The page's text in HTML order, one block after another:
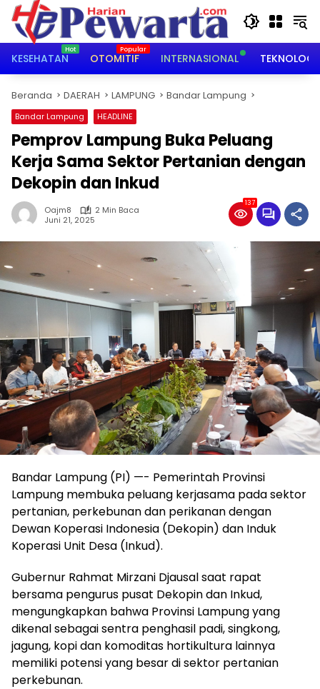
Langsung
konten
KESEHATAN
OTOMITIF INTERNASIONAL TEKNOLOGI
Beranda DAERAH LAMPUNG Bandar Lampung
Bandar Lampung HEADLINE
Pemprov Lampung Buka Peluang
Kerja Sama Sektor Pertanian dengan
Dekopin dan Inkud
Oajm8
2 Min Baca
Juni 21, 2025
137
Bandar Lampung (PI) —- Pemerintah Provinsi
Lampung membuka peluang kerjasama pada sektor
pertanian, perkebunan dan perikanan dengan
Dewan Koperasi Indonesia (Dekopin) dan Induk
Koperasi Unit Desa (Inkud).
Gubernur Rahmat Mirzani Djausal saat rapat
bersama pengurus pusat Dekopin dan Inkud,
mengungkapkan bahwa Provinsi Lampung yang
dikenal sebagai sentra penghasil padi, singkong,
jagung, kopi dan komoditas hortikultura lainnya
memiliki potensi yang besar di sektor pertanian
perkebunan.